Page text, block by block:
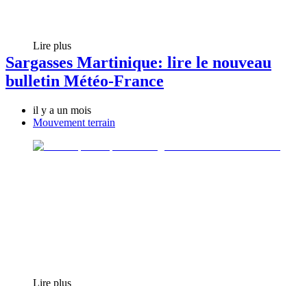
Lire plus
Sargasses Martinique: lire le nouveau
bulletin Météo-France
il y a un mois
Mouvement terrain
Lire plus